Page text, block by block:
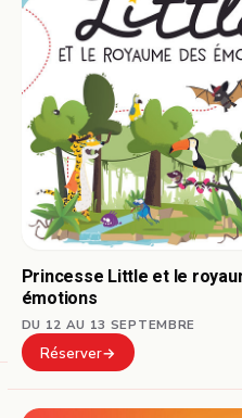
Princesse Little et le
émotions
DU 12 AU 13 SEPTEMBRE
Réserver